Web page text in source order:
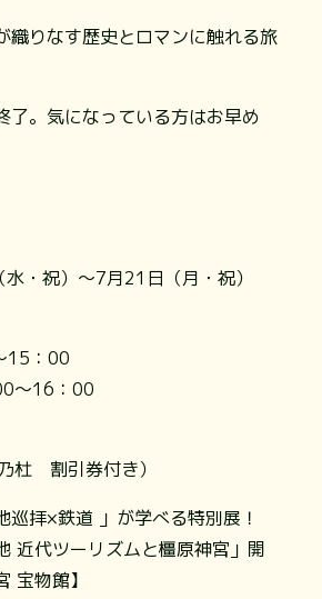
織りなす歴史とロマンに触れる旅
了。気になっている方はお早め
・祝）～7月21日（月・祝）
15：00
～16：00
杜 割引券付き）
巡拝×鉄道 」が学べる特別展！
近代ツーリズムと橿原神宮」開
宝物館】